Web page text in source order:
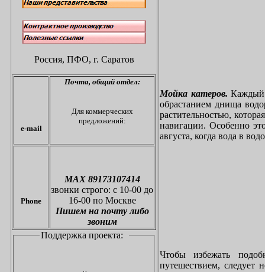
Россия, ПФО, г. Саратов
e-mail
Почта, общий отдел:
Для коммерческих
предложений:
Phone
МАХ 89173107414
звонки строго: с 10-00 до
16-00 по Москве
Пишем на почту либо
звоним
Поддержка проекта:
Мойка катеров. Каждый
обрастанием днища
растительностью,
навигации. Особенно
августа, когда вода в
Чтобы избежать
путешествием, следует